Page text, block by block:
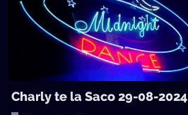
Charly te la Saco 29-08-2024